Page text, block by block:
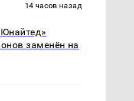
14 часов назад
заменён на